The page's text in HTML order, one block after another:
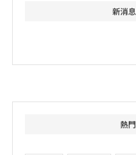
新消
熱